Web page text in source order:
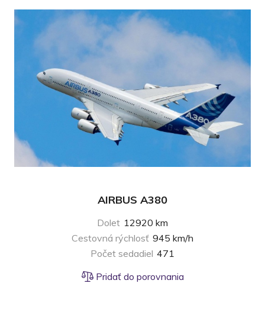
AIRBUS A380
Dolet 12920 km
Cestovná rýchlosť 945 km/h
Počet sedadiel 471
Pridať do porovnania